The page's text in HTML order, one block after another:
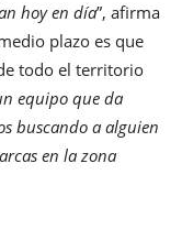
hoy en día”, afirma
plazo es que
todo el territorio
equipo que da
buscando a alguien
en la zona